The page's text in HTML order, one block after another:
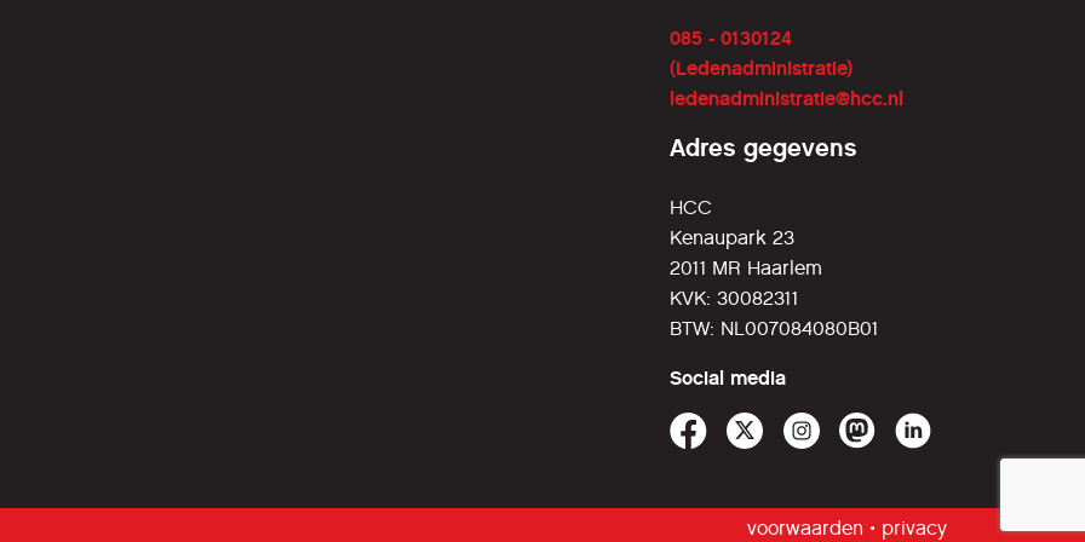
085 - 0130124
(Ledenadministratie)
ledenadministratie@hcc.nl
Adres gegevens
HCC
Kenaupark 23
2011 MR Haarlem
KVK: 30082311
BTW: NL007084080B01
Social media
voorwaarden • privacy